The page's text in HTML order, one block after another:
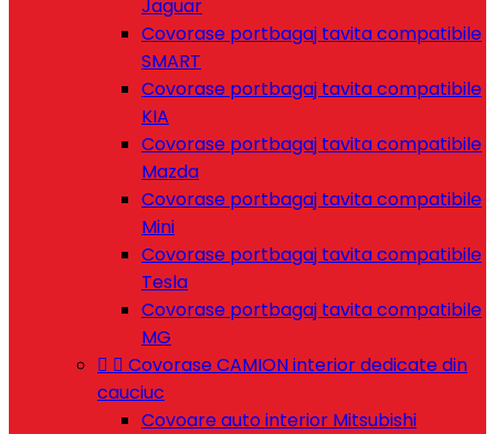
Jaguar
Covorase portbagaj tavita compatibile
SMART
Covorase portbagaj tavita compatibile
KIA
Covorase portbagaj tavita compatibile
Mazda
Covorase portbagaj tavita compatibile
Mini
Covorase portbagaj tavita compatibile
Tesla
Covorase portbagaj tavita compatibile
MG
  Covorase CAMION interior dedicate din
cauciuc
Covoare auto interior Mitsubishi